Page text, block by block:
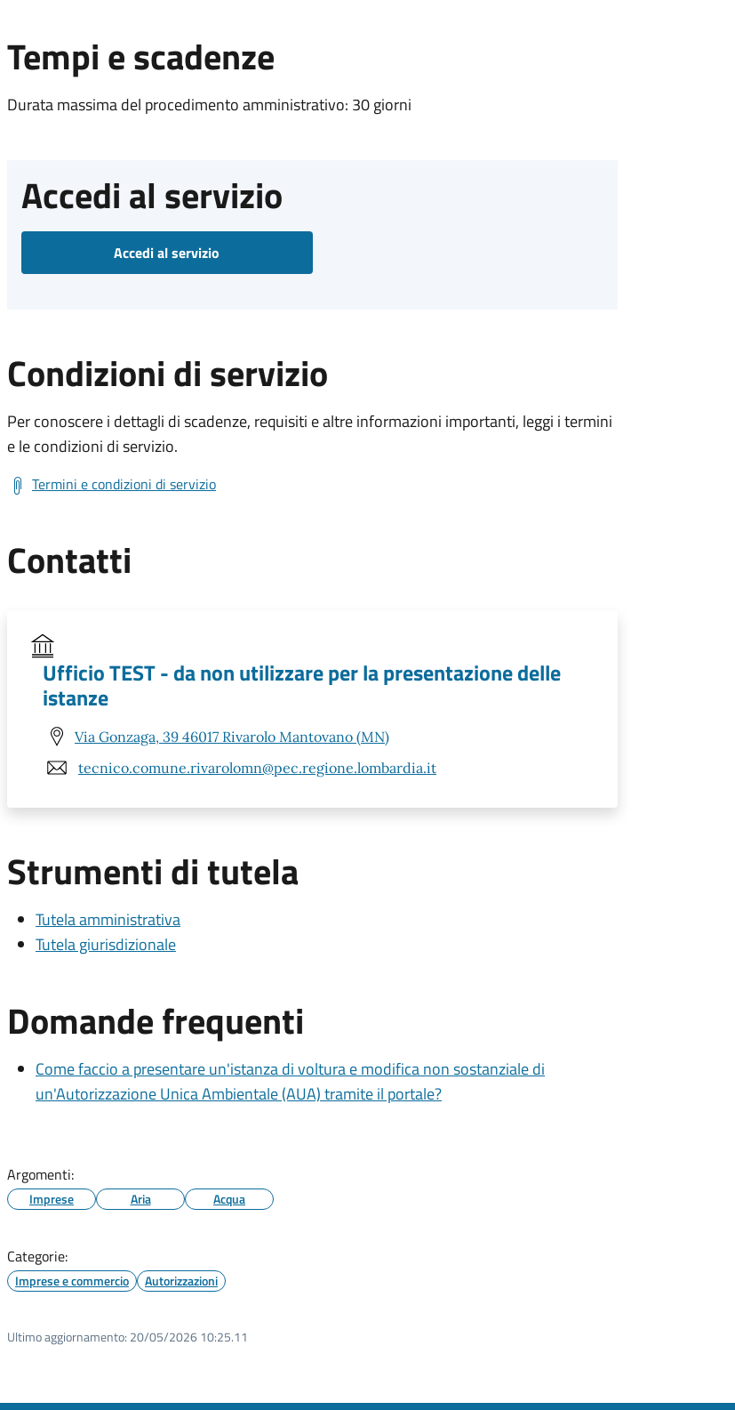
Tempi e scadenze
Durata massima del procedimento amministrativo: 30 giorni
Accedi al servizio
Accedi al servizio
Condizioni di servizio
Per conoscere i dettagli di scadenze, requisiti e altre informazioni importanti, leggi i termini
e le condizioni di servizio.
Termini e condizioni di servizio
Contatti
Ufficio TEST - da non utilizzare per la presentazione delle
istanze
Via Gonzaga, 39 46017 Rivarolo Mantovano (MN)
tecnico.comune.rivarolomn@pec.regione.lombardia.it
Strumenti di tutela
Tutela amministrativa
Tutela giurisdizionale
Domande frequenti
Come faccio a presentare un'istanza di voltura e modifica non sostanziale di
un'Autorizzazione Unica Ambientale (AUA) tramite il portale?
Argomenti:
Imprese Aria Acqua
Categorie:
Imprese e commercio Autorizzazioni
Ultimo aggiornamento: 20/05/2026 10:25.11